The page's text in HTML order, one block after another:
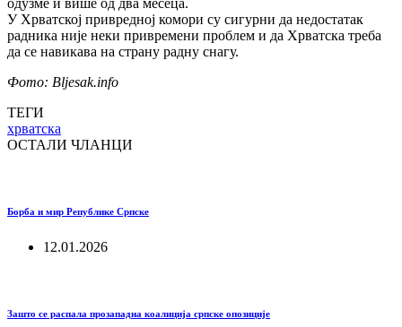
У Хрватској привредној комори су сигурни да недостатак
радника није неки привремени проблем и да Хрватска треба
да се навикава на страну радну снагу.
Фото: Bljesak.info
ТЕГИ
хрватска
ОСТАЛИ ЧЛАНЦИ
Борба и мир Републике Српске
12.01.2026
Зашто се распала прозападна коалиција српске опозиције